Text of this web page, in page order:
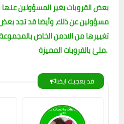
بعض القروبات يغير المسؤولين عنها
مسؤولين عن ذلك، وأيضا قد تجد
تغييرها من الادمن الخاص
ملئ بالقروبات المميزة.
قد يعجبك ايضا